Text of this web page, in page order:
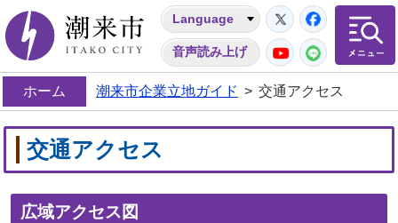
潮来市
Language
音声読み上げ
Twitter
YouTube
LINE
ホーム 潮来市企業立地ガイド > 交通アクセス
交通アクセス
広域アクセス図